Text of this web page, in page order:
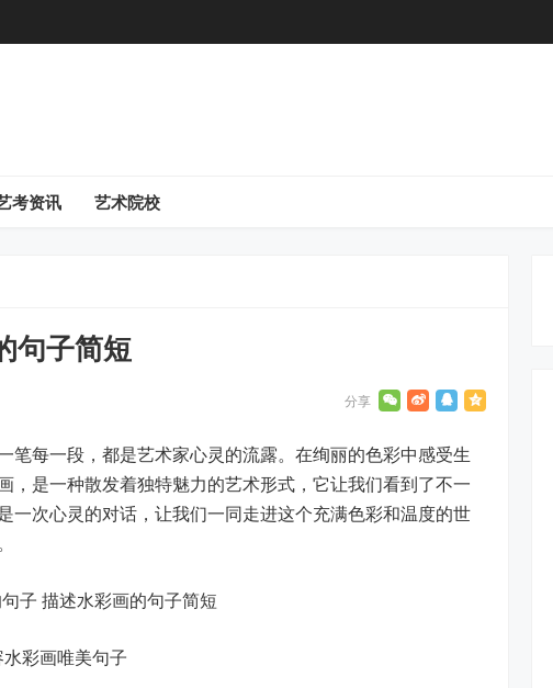
考资讯 艺术院校
句子简短
每一段，都是艺术家心灵的流露。在绚丽的色彩中感受生
是一种散发着独特魅力的艺术形式，它让我们看到了不一
一次心灵的对话，让我们一同走进这个充满色彩和温度的世
彩画唯美句子